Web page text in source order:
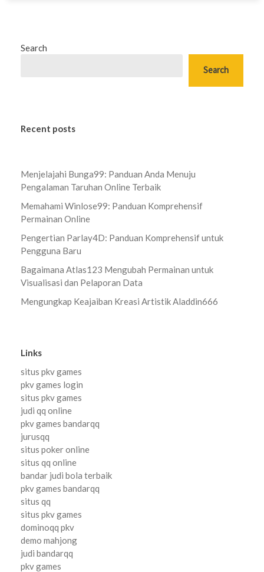
Search
Search
Recent posts
Menjelajahi Bunga99: Panduan Anda Menuju
Pengalaman Taruhan Online Terbaik
Memahami Winlose99: Panduan Komprehensif
Permainan Online
Pengertian Parlay4D: Panduan Komprehensif untuk
Pengguna Baru
Bagaimana Atlas123 Mengubah Permainan untuk
Visualisasi dan Pelaporan Data
Mengungkap Keajaiban Kreasi Artistik Aladdin666
Links
situs pkv games
pkv games login
situs pkv games
judi qq online
pkv games bandarqq
jurusqq
situs poker online
situs qq online
bandar judi bola terbaik
pkv games bandarqq
situs qq
situs pkv games
dominoqq pkv
demo mahjong
judi bandarqq
pkv games